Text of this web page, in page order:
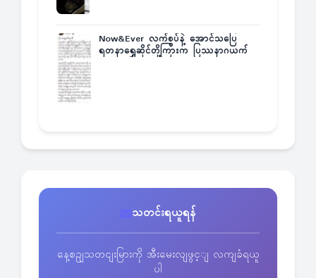
Now&Ever လက်စွပ်နဲ့ အောင်သပြေ
ရတနာရွှေဆိုင်တို့ကြားက ပြဿနာဂယက်
သတင်းရယူရန်
နေ့စဥျသတငျးမြားကို အီးမေးလျဖွင့ျ လကျခံရယူ
ပါ